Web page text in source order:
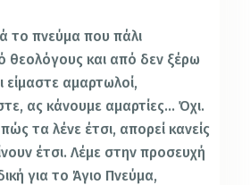
το πνεύμα που πάλι
θεολόγους και από δεν ξέρω
είμαστε αμαρτωλοί,
ας κάνουμε αμαρτίες… Όχι.
τα λένε έτσι, απορεί κανείς
έτσι. Λέμε στην προσευχή
για το Άγιο Πνεύμα,